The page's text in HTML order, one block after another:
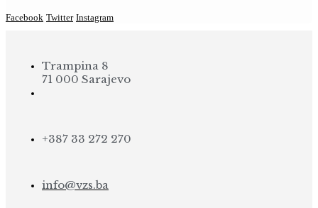
Facebook Twitter Instagram
Trampina 8
71 000 Sarajevo
+387 33 272 270
info@vzs.ba